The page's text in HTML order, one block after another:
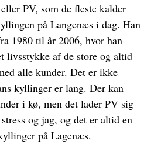
PV, som de fleste kalder
på Langenæs i dag. Han
1980 til år 2006, hvor han
livsstykke af de store og altid
alle kunder. Det er ikke
kyllinger er lang. Der kan
i kø, men det lader PV sig
og jag, og det er altid en
på Lagenæs.